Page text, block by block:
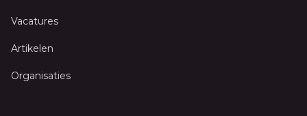
Vacatures
Artikelen
Organisaties